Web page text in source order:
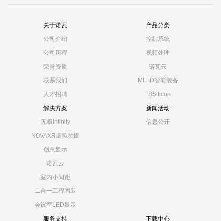
关于诺瓦
公司介绍
公司历程
荣誉资质
联系我们
人才招聘
产品分类
控制系统
视频处理
诺瓦云
MLED智能装备
TBSilicon
解决方案
无极Infinity
NOVAXR虚拟拍摄
创意显示
诺瓦云
室内小间距
二合一工程固装
会议室LED显示
新闻活动
信息公开
服务支持 下载中心